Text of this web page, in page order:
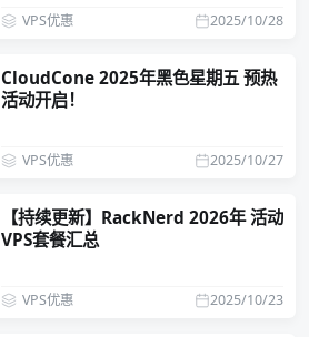
2025/10/28
VPS优惠
CloudCone 2025年黑色星期五 预热
活动开启！
2025/10/27
VPS优惠
【持续更新】RackNerd 2026年 活动
VPS套餐汇总
2025/10/23
VPS优惠